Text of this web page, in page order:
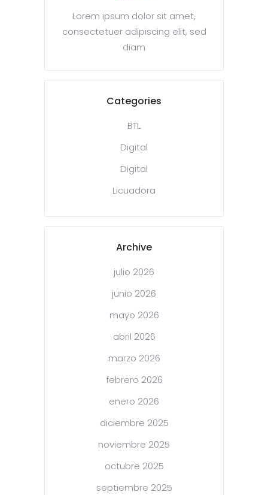
Lorem ipsum dolor sit amet,
consectetuer adipiscing elit, sed
diam
Categories
BTL
Digital
Digital
Licuadora
Archive
julio 2026
junio 2026
mayo 2026
abril 2026
marzo 2026
febrero 2026
enero 2026
diciembre 2025
noviembre 2025
octubre 2025
septiembre 2025